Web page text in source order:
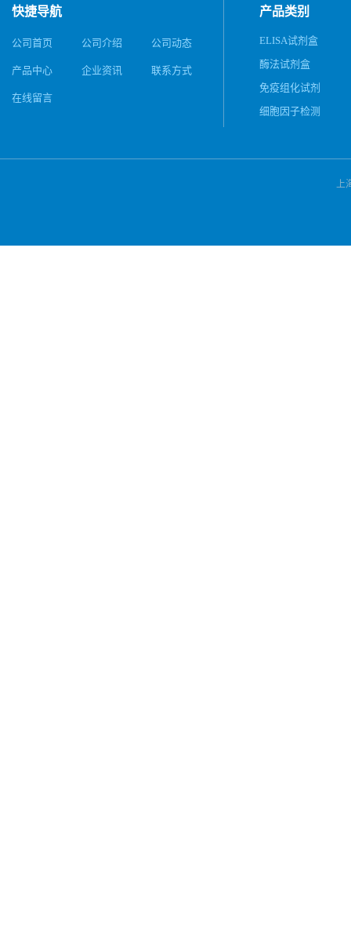
快捷导航
公司首页 公司介绍 公司动态
产品中心 企业资讯 联系方式
在线留言
产品类别
ELISA试剂盒
酶法试剂盒
免疫组化试剂
细胞因子检测
上